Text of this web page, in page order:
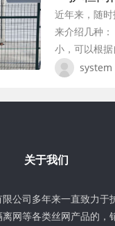
近年来，随
来介绍几种
小，可以根
system
关于我们
公司多年来一直致力于
网等各类丝网产品的，